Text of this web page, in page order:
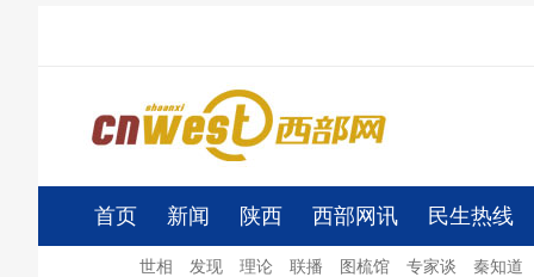
首页 新闻 陕西 西部网讯 民生热线
世相 发现 理论 联播 图梳馆 专家谈 秦知道